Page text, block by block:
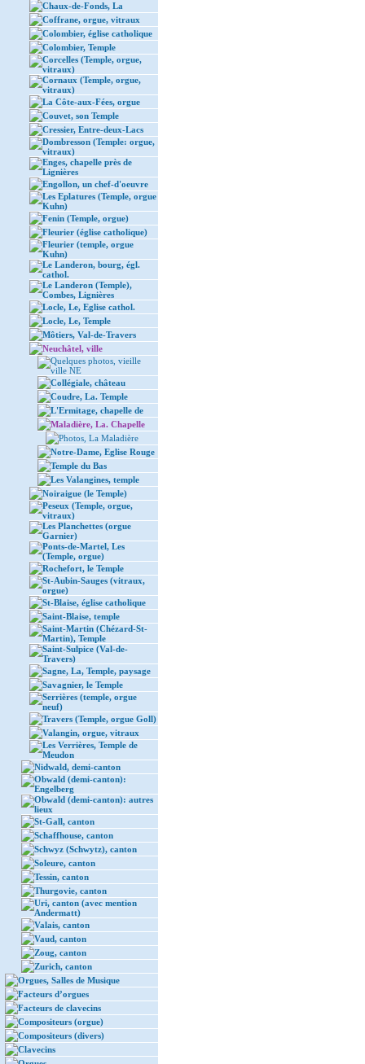
Chaux-de-Fonds, La
Coffrane, orgue, vitraux
Colombier, église catholique
Colombier, Temple
Corcelles (Temple, orgue,
vitraux)
Cornaux (Temple, orgue,
vitraux)
La Côte-aux-Fées, orgue
Couvet, son Temple
Cressier, Entre-deux-Lacs
Dombresson (Temple: orgue,
vitraux)
Enges, chapelle près de
Lignières
Engollon, un chef-d'oeuvre
Les Eplatures (Temple, orgue
Kuhn)
Fenin (Temple, orgue)
Fleurier (église catholique)
Fleurier (temple, orgue
Kuhn)
Le Landeron, bourg, égl.
cathol.
Le Landeron (Temple),
Combes, Lignières
Locle, Le, Eglise cathol.
Locle, Le, Temple
Môtiers, Val-de-Travers
Neuchâtel, ville
Quelques photos, vieille
ville NE
Collégiale, château
Coudre, La. Temple
L'Ermitage, chapelle de
Maladière, La. Chapelle
Photos, La Maladière
Notre-Dame, Eglise Rouge
Temple du Bas
Les Valangines, temple
Noiraigue (le Temple)
Peseux (Temple, orgue,
vitraux)
Les Planchettes (orgue
Garnier)
Ponts-de-Martel, Les
(Temple, orgue)
Rochefort, le Temple
St-Aubin-Sauges (vitraux,
orgue)
St-Blaise, église catholique
Saint-Blaise, temple
Saint-Martin (Chézard-St-
Martin), Temple
Saint-Sulpice (Val-de-
Travers)
Sagne, La, Temple, paysage
Savagnier, le Temple
Serrières (temple, orgue
neuf)
Travers (Temple, orgue Goll)
Valangin, orgue, vitraux
Les Verrières, Temple de
Meudon
Nidwald, demi-canton
Obwald (demi-canton):
Engelberg
Obwald (demi-canton): autres
lieux
St-Gall, canton
Schaffhouse, canton
Schwyz (Schwytz), canton
Soleure, canton
Tessin, canton
Thurgovie, canton
Uri, canton (avec mention
Andermatt)
Valais, canton
Vaud, canton
Zoug, canton
Zurich, canton
Orgues, Salles de Musique
Facteurs d’orgues
Facteurs de clavecins
Compositeurs (orgue)
Compositeurs (divers)
Clavecins